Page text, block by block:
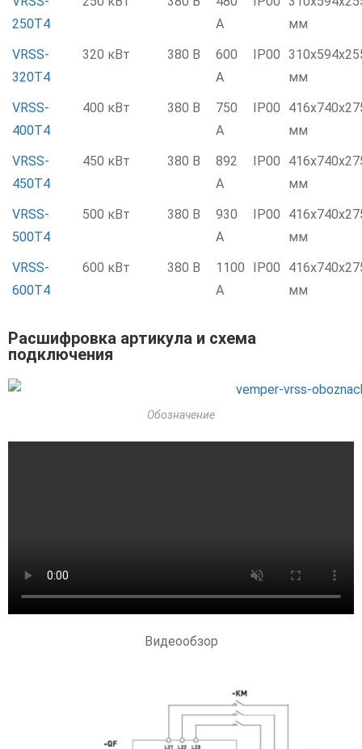
250T4
А
мм
VRSS-
320T4
320 кВт 380 В
600
А
IP00
мм
VRSS-
400T4
400 кВт 380 В
750
А
IP00
мм
VRSS-
450T4
450 кВт 380 В
892
А
IP00
мм
VRSS-
500T4
500 кВт 380 В
930
А
IP00
мм
VRSS-
600T4
600 кВт 380 В
1100
А
IP00
мм
Расшифровка артикула и схема
подключения
Обозначение
Видеообзор